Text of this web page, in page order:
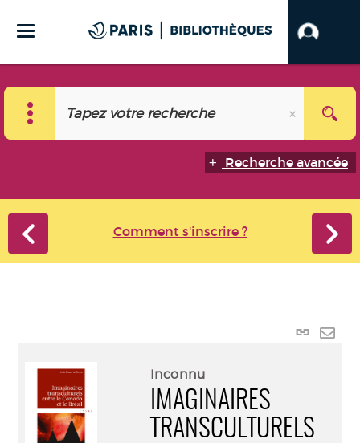
Recherche avancée
Comment s'inscrire ?
Lien
Inconnu
IMAGINAIRES
TRANSCULTURELS